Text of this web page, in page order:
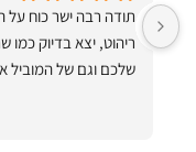
שלכם וגם של המוביל